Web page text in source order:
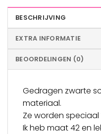
BESCHRIJVING
EXTRA INFORMATIE
BEOORDELINGEN (0)
Gedragen zwarte
materiaal.
Ze worden
Ik heb maat 42 en